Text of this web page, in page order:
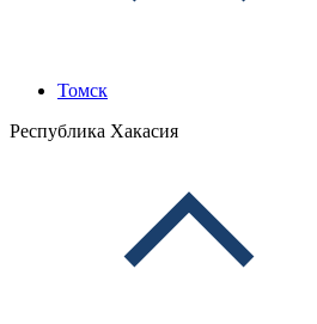
Томск
Республика Хакасия